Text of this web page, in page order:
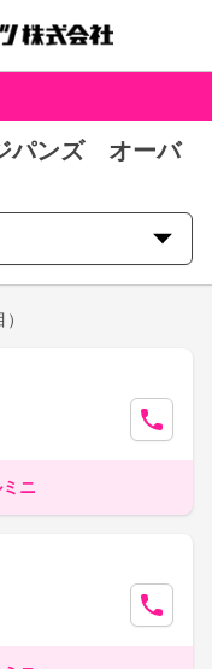
パンズ オーバ
ニ